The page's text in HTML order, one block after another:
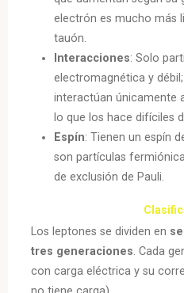
electrón es mucho más
tauón.
Interacciones: Solo
electromagnética y
interactúan únicamente
lo que los hace difíciles
Espín: Tienen un espín
son partículas
de exclusión de Pauli.
Los leptones se dividen en
tres generaciones. Cada
con carga eléctrica y su